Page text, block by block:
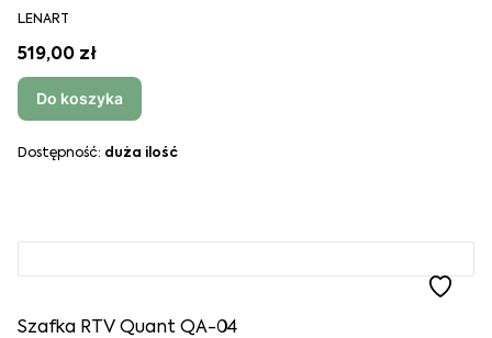
LENART
519,00 zł
Do koszyka
Dostępność: duża ilość
Szafka RTV Quant QA-04